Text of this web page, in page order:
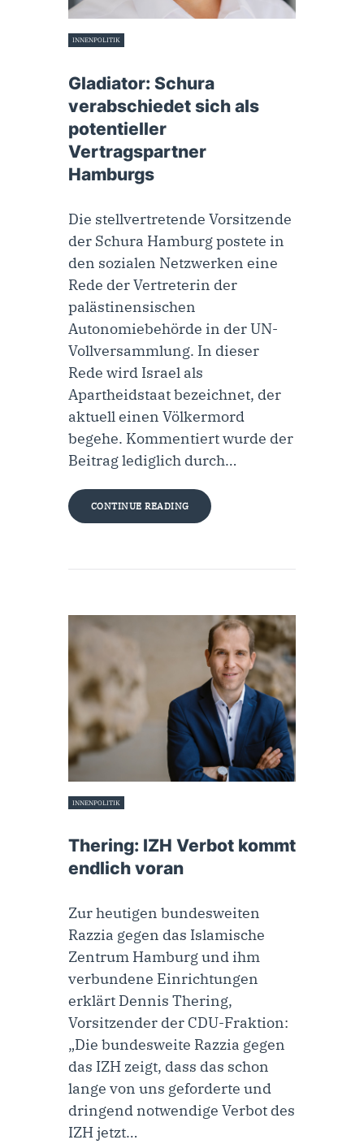
INNENPOLITIK
Gladiator: Schura
verabschiedet sich als
potentieller
Vertragspartner
Hamburgs
Die stellvertretende Vorsitzende
der Schura Hamburg postete in
den sozialen Netzwerken eine
Rede der Vertreterin der
palästinensischen
Autonomiebehörde in der UN-
Vollversammlung. In dieser
Rede wird Israel als
Apartheidstaat bezeichnet, der
aktuell einen Völkermord
begehe. Kommentiert wurde der
Beitrag lediglich durch…
CONTINUE READING
INNENPOLITIK
Thering: IZH Verbot kommt
endlich voran
Zur heutigen bundesweiten
Razzia gegen das Islamische
Zentrum Hamburg und ihm
verbundene Einrichtungen
erklärt Dennis Thering,
Vorsitzender der CDU-Fraktion:
„Die bundesweite Razzia gegen
das IZH zeigt, dass das schon
lange von uns geforderte und
dringend notwendige Verbot des
IZH jetzt…